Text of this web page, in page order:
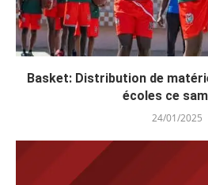
Basket: Distribution de
écoles ce
24/01/2025